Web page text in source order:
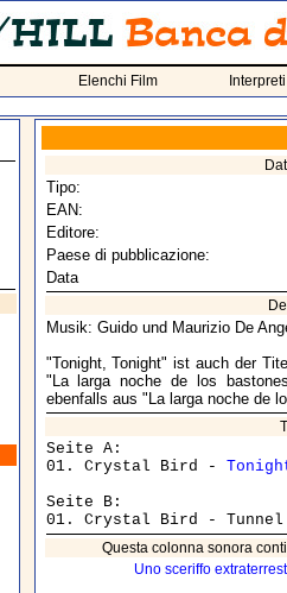
Elenchi Film Interpreti
Tipo:
EAN:
Editore:
Paese di pubblicazione:
Data
Musik: Guido und Maurizio De
"Tonight, Tonight" ist auch der
"La larga noche de los
ebenfalls aus "La larga noche de
Seite A:
01. Crystal Bird -
Seite B:
Questa colonna sonora
Uno sceriffo